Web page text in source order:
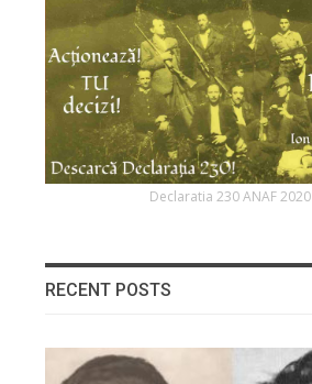
Declaratia 230 ANAF 2020
RECENT POSTS